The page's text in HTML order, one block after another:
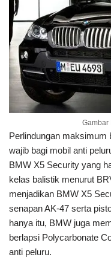
Gambar
Perlindungan maksimum
wajib bagi mobil anti
BMW X5 Security yang
kelas balistik menurut
menjadikan BMW X5
senapan AK-47 serta
hanya itu, BMW juga
berlapsi Polycarbonate
anti peluru.